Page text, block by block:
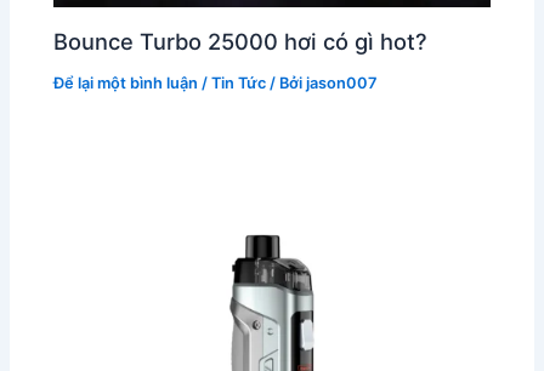
Bounce Turbo 25000 hơi có gì hot?
Để lại một bình luận /Tin Tức / Bởijason007